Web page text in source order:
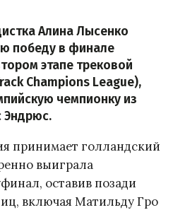
Алина Лысенко
победу в финале
этапе трековой
Champions League),
чемпионку из
Эндрюс.
принимает голландский
выиграла
оставив позади
включая Матильду Гро